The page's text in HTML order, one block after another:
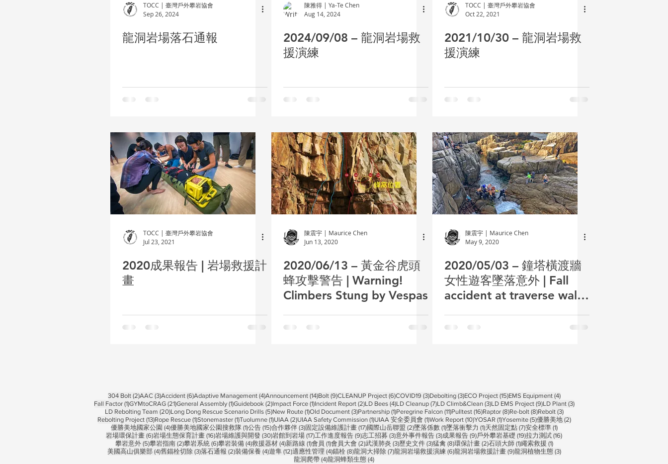
TOCC | 臺灣戶外攀岩協會
Sep 26, 2024
龍洞岩場落石通報
陳雅得 | Ya-Te Chen
Aug 14, 2024
2024/09/08 – 龍洞岩場救
援演練
TOCC | 臺灣戶外攀岩協會
Oct 22, 2021
2021/10/30 – 龍洞岩場救
援演練
TOCC | 臺灣戶外攀岩協會
Jul 23, 2021
2020成果報告 | 岩場救援計
畫
陳震宇 | Maurice Chen
Jun 13, 2020
2020/06/13 – 黃金谷虎頭
蜂攻擊警告 | Warning!
Climbers Stung by Vespas
陳震宇 | Maurice Chen
May 9, 2020
2020/05/03 – 鐘塔橫渡牆
女性遊客墜落意外 | Fall
accident at traverse wall
304 Bolt (2)2 posts
AAC (3)3 posts
Accident (6)6 posts
Adaptive Management (4)4 posts
Announcement (14)14 posts
Bolt (9)9 posts
CLEANUP Project (6)6 posts
COVID19 (3)3 posts
Debolting (3)3 posts
ECO Project (15)15 posts
EMS Equipment (4)4 posts
Fall Factor (1)1 post
GYMtoCRAG (21)21 posts
General Assembly (1)1 post
Guidebook (2)2 posts
Impact Force (1)1 post
Incident Report (2)2 posts
LD Bees (4)4 posts
LD Cleanup (7)7 posts
LD Climb&Clean (3)3 posts
LD EMS Project (9)9 posts
LD Plant (3)3 posts
LD Rebolting Team (20)20 posts
Long Dong Rescue Scenario Drills (5)5 posts
New Route (1)1 post
Old Document (3)3 posts
Partnership (1)1 post
Peregrine Falcon (11)11 posts
Pulltest (16)16 posts
Raptor (8)8 posts
Re-bolt (8)8 posts
Rebolt (3)3 posts
Rebolting Project (13)13 posts
Rope Rescue (1)1 post
Stonemaster (1)1 post
Tuolumne (1)1 post
UIAA (2)2 posts
UIAA Safety Commission (1)1 post
UIAA 安全委員會 (1)1 post
Work Report (10)10 posts
YOSAR (1)1 post
Yosemite (5)5 posts
優勝美地 (2)2 posts
優勝美地國家公園 (4)4 posts
優勝美地國家公園搜救隊 (1)1 post
公告 (15)15 posts
合作夥伴 (3)3 posts
固定設備維護計畫 (17)17 posts
國際山岳聯盟 (2)2 posts
墜落係數 (1)1 post
墜落衝擊力 (1)1 post
天然固定點 (7)7 posts
安全標準 (1)1 post
岩場環保計畫 (6)6 posts
岩場生態保育計畫 (16)16 posts
岩場維護與開發 (30)30 posts
岩館到岩場 (17)17 posts
工作進度報告 (9)9 posts
志工招募 (3)3 posts
意外事件報告 (3)3 posts
成果報告 (9)9 posts
戶外攀岩基礎 (19)19 posts
拉力測試 (16)16 posts
攀岩意外 (5)5 posts
攀岩指南 (2)2 posts
攀岩系統 (6)6 posts
攀岩裝備 (4)4 posts
救援器材 (4)4 posts
新路線 (1)1 post
會員 (1)1 post
會員大會 (2)2 posts
武漢肺炎 (3)3 posts
歷史文件 (3)3 posts
猛禽 (8)8 posts
環保計畫 (2)2 posts
石頭大師 (1)1 post
繩索救援 (1)1 post
美國高山俱樂部 (4)4 posts
舊錨栓切除 (3)3 posts
落石通報 (2)2 posts
裝備保養 (4)4 posts
遊隼 (12)12 posts
適應性管理 (4)4 posts
錨栓 (8)8 posts
龍洞大掃除 (7)7 posts
龍洞岩場救援演練 (6)6 posts
龍洞岩場救援計畫 (9)9 posts
龍洞植物生態 (3)3 posts
龍洞爬帶 (4)4 posts
龍洞蜂類生態 (4)4 posts